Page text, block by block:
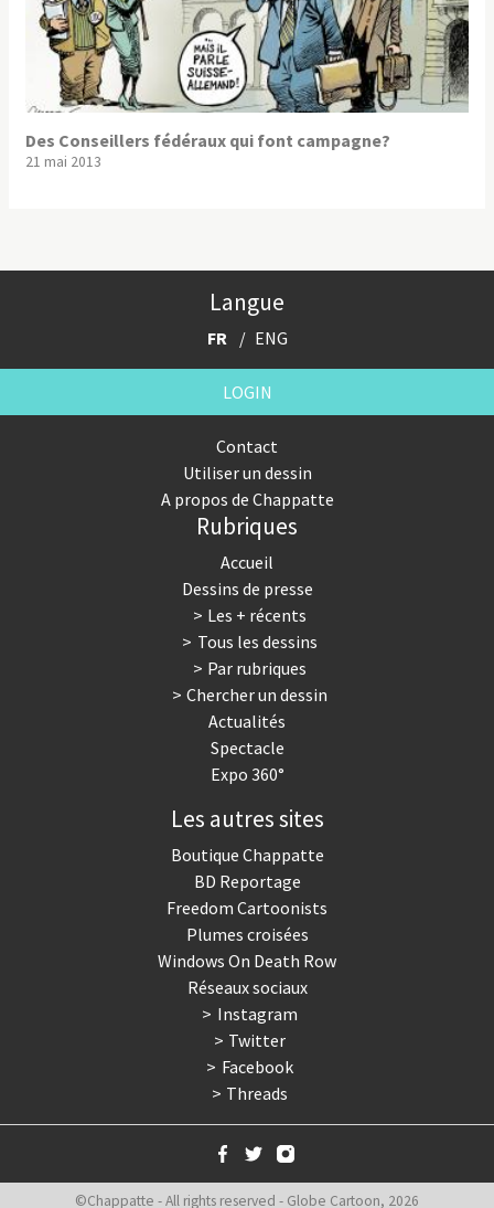
Des Conseillers fédéraux qui font campagne?
21 mai 2013
Langue
FR ENG
LOGIN
Contact
Utiliser un dessin
A propos de Chappatte
Rubriques
Accueil
Dessins de presse
Les + récents
Tous les dessins
Par rubriques
Chercher un dessin
Actualités
Spectacle
Expo 360°
Les autres sites
Boutique Chappatte
BD Reportage
Freedom Cartoonists
Plumes croisées
Windows On Death Row
Réseaux sociaux
Instagram
Twitter
Facebook
Threads
©Chappatte - All rights reserved - Globe Cartoon, 2026